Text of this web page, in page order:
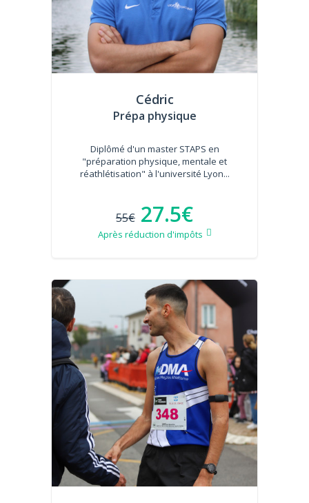
Cédric
Prépa physique
Diplômé d'un master STAPS en
"préparation physique, mentale et
réathlétisation" à l'université Lyon...
55€ 27.5€
Après réduction d'impôts